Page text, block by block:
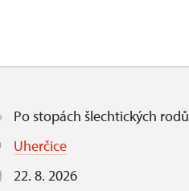
Po stopách šlechtických rodů
Uherčice
22. 8. 2026